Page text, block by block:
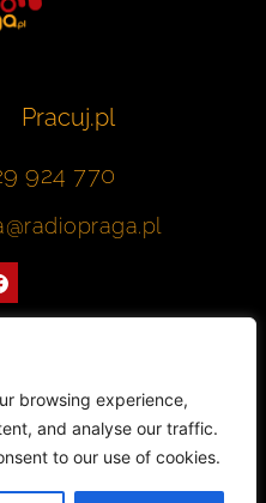
browsing experience,
and analyse our traffic.
to our use of cookies.
Pracuj.pl
924 770
Warszawskiej Pragi
Radiopraga.pl
tomasz-kaminski.pl